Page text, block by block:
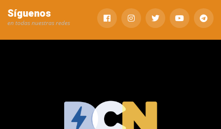
Síguenos
en todas nuestras redes